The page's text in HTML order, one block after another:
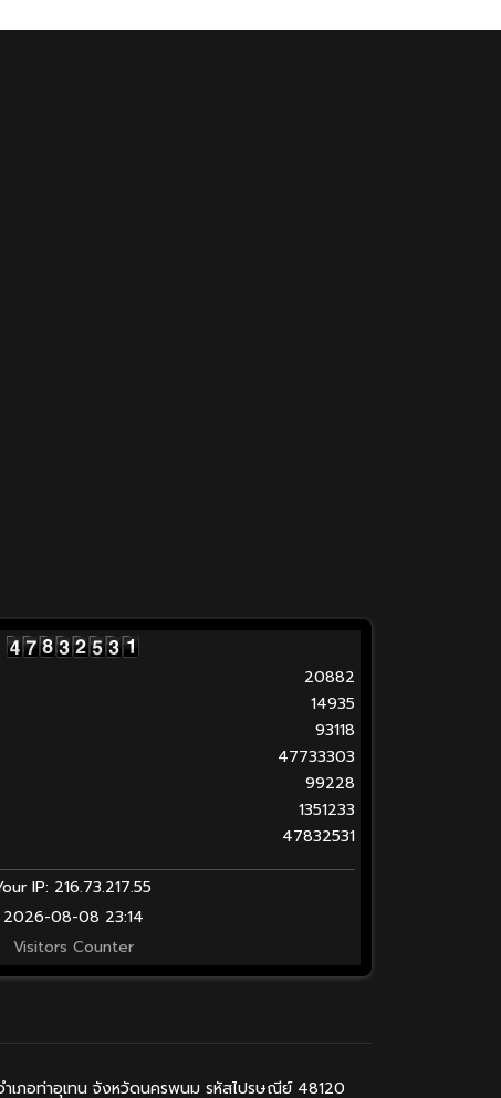
20882
14935
93118
47733303
99228
1351233
47832531
IP: 216.73.217.55
2026-08-08 23:14
Visitors Counter
ำเภอท่าอุเทน จังหวัดนครพนม รหัสไปรษณีย์ 48120